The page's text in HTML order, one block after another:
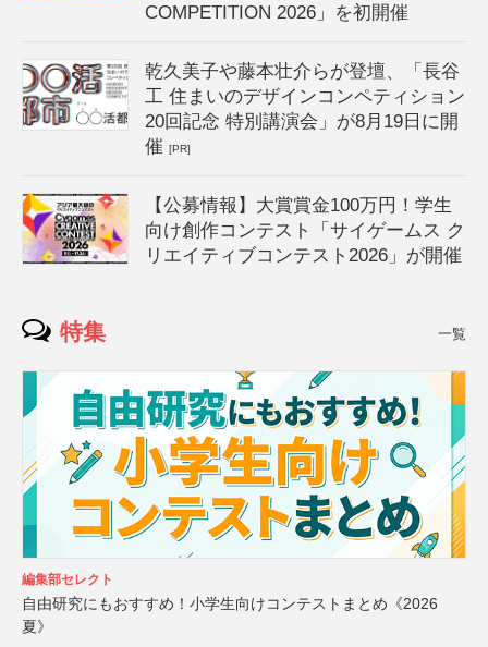
COMPETITION 2026」を初開催
乾久美子や藤本壮介らが登壇、「長谷
工 住まいのデザインコンペティション
20回記念 特別講演会」が8月19日に開
催[PR]
【公募情報】大賞賞金100万円！学生
向け創作コンテスト「サイゲームス ク
リエイティブコンテスト2026」が開催
特集 一覧
編集部セレクト
自由研究にもおすすめ！小学生向けコンテストまとめ《2026
夏》